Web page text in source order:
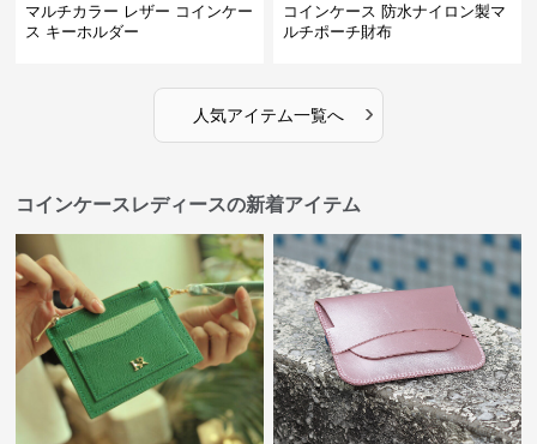
マルチカラー レザー コインケー
ス キーホルダー
コインケース 防水ナイロン製マ
ルチポーチ財布
人気アイテム一覧へ ›
コインケースレディースの新着アイテム